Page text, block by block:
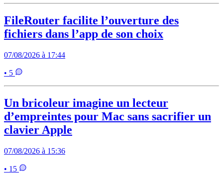
FileRouter facilite l’ouverture des
fichiers dans l’app de son choix
07/08/2026 à 17:44
• 5
Un bricoleur imagine un lecteur
d’empreintes pour Mac sans sacrifier un
clavier Apple
07/08/2026 à 15:36
• 15